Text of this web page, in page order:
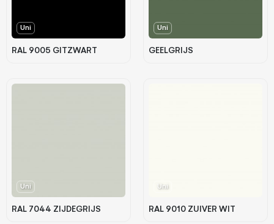
Uni
RAL 9005 GITZWART
Uni
GEELGRIJS
Uni
RAL 7044 ZIJDEGRIJS
Uni
RAL 9010 ZUIVER WIT